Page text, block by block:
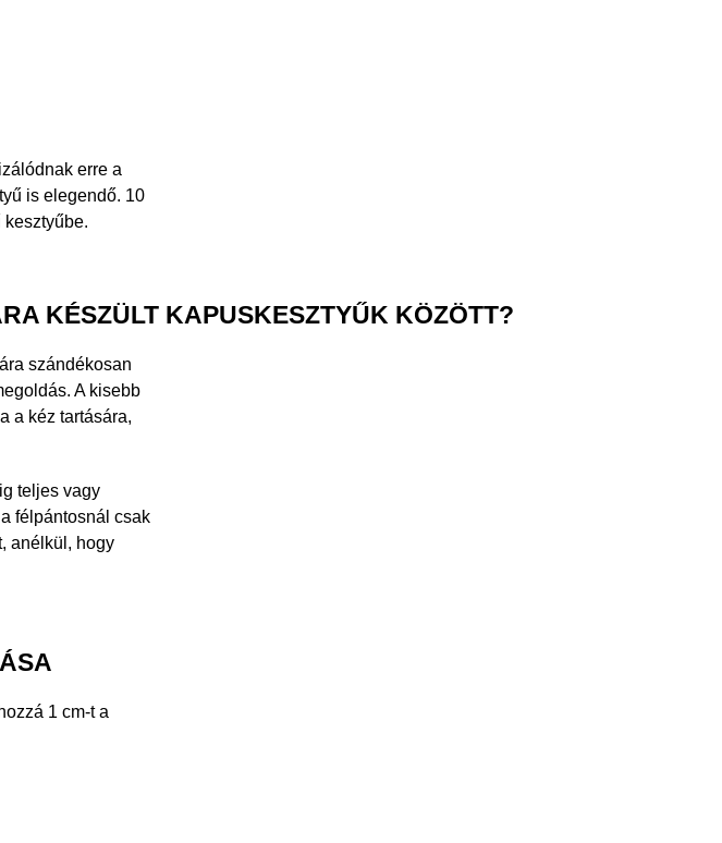
erre a
is elegendő. 10
KÉSZÜLT KAPUSKESZTYŰK KÖZÖTT?
szándékosan
A kisebb
a kéz tartására,
teljes vagy
félpántosnál csak
anélkül, hogy
1 cm-t a